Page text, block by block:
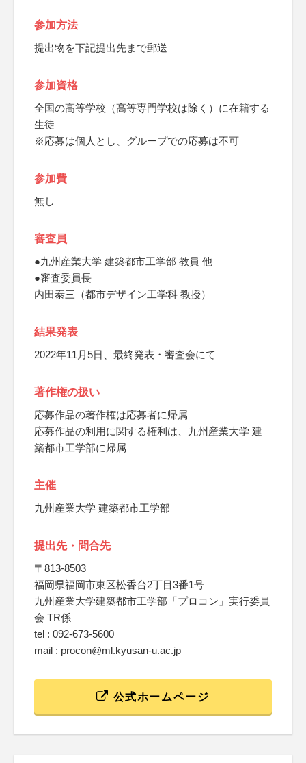
参加方法
提出物を下記提出先まで郵送
参加資格
全国の高等学校（高等専門学校は除く）に在籍する
生徒
※応募は個人とし、グループでの応募は不可
参加費
無し
審査員
●九州産業大学 建築都市工学部 教員 他
●審査委員長
内田泰三（都市デザイン工学科 教授）
結果発表
2022年11月5日、最終発表・審査会にて
著作権の扱い
応募作品の著作権は応募者に帰属
応募作品の利用に関する権利は、九州産業大学 建
築都市工学部に帰属
主催
九州産業大学 建築都市工学部
提出先・問合先
〒813-8503
福岡県福岡市東区松香台2丁目3番1号
九州産業大学建築都市工学部「プロコン」実行委員
会 TR係
tel : 092-673-5600
mail : procon@ml.kyusan-u.ac.jp
公式ホームページ